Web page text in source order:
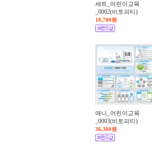
세트_어린이교육
_0002(비토피티)
18,700원
애니_어린이교육
_0003(비토피티)
36,300원